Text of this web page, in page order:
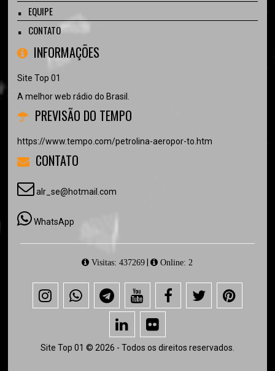
EQUIPE
CONTATO
INFORMAÇÕES
Site Top 01
A melhor web rádio do Brasil.
PREVISÃO DO TEMPO
https://www.tempo.com/petrolina-aeropor-to.htm
CONTATO
alr_se@hotmail.com
WhatsApp
Visitas: 437269 | Online: 2
Site Top 01 © 2026 - Todos os direitos reservados.